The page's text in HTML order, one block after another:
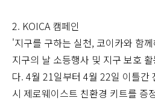
2. KOICA 캠페인
'지구를 구하는 실천, 코이카와 함
지구의 날 소등행사 및 지구 보호
다. 4월 21일부터 4월 22일 이틀간
시 제로웨이스트 친환경 키트를 증